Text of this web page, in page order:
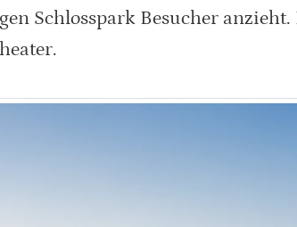
Schlosspark Besucher anzieht.